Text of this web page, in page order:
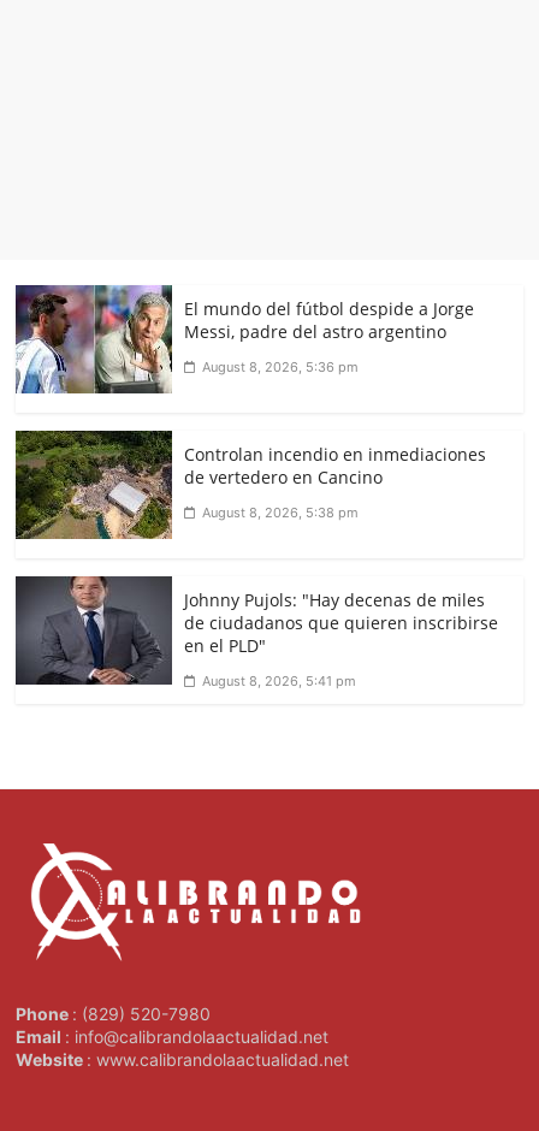
El mundo del fútbol despide a Jorge
Messi, padre del astro argentino
August 8, 2026, 5:36 pm
Controlan incendio en inmediaciones
de vertedero en Cancino
August 8, 2026, 5:38 pm
Johnny Pujols: "Hay decenas de miles
de ciudadanos que quieren inscribirse
en el PLD"
August 8, 2026, 5:41 pm
Phone : (829) 520-7980
Email : info@calibrandolaactualidad.net
Website : www.calibrandolaactualidad.net